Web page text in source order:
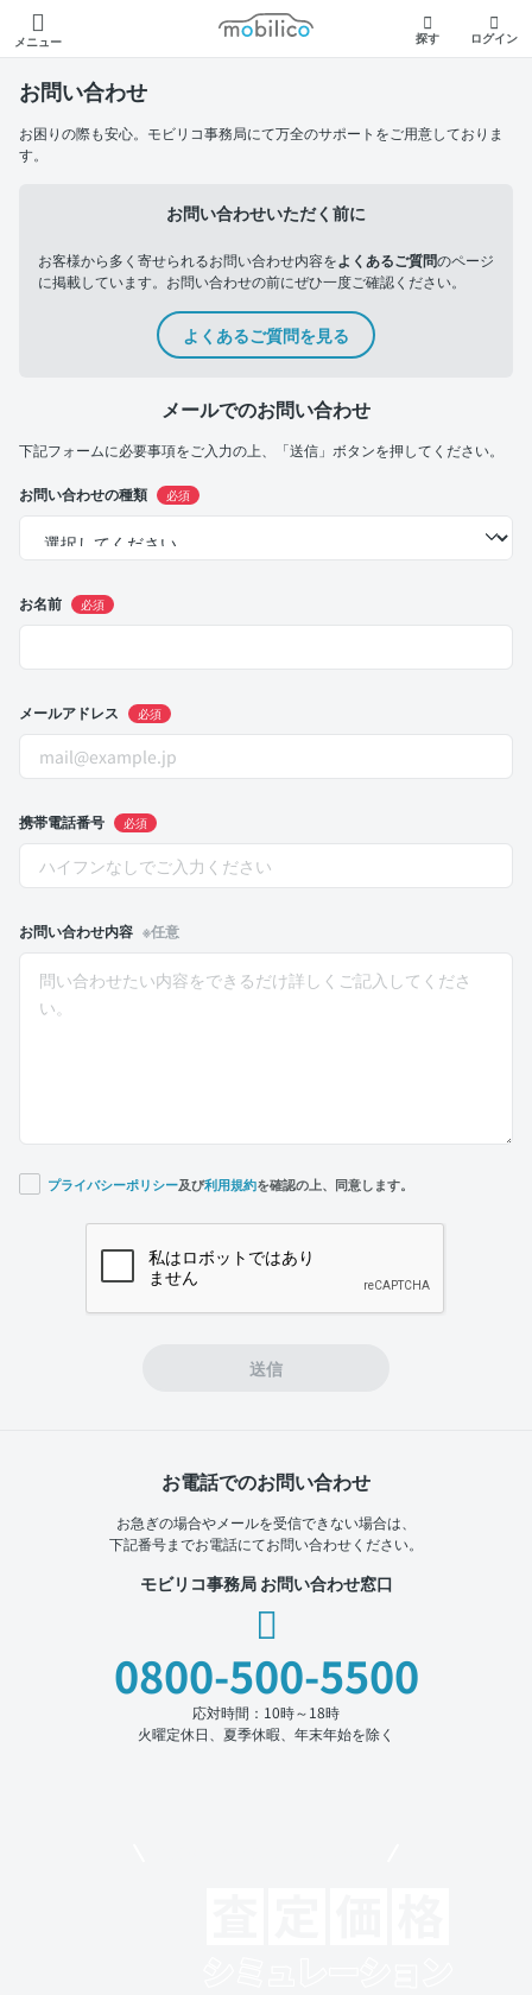
メニュー
モビリコ
探す ログイン
お問い合わせ
お困りの際も安心。モビリコ事務局にて万全のサポートをご用意しておりま
す。
お問い合わせいただく前に
お客様から多く寄せられるお問い合わせ内容をよくあるご質問のページ
に掲載しています。お問い合わせの前にぜひ一度ご確認ください。
よくあるご質問を見る
メールでのお問い合わせ
下記フォームに必要事項をご入力の上、「送信」ボタンを押してください。
お問い合わせの種類 必須
お名前 必須
メールアドレス 必須
携帯電話番号 必須
お問い合わせ内容 ※任意
プライバシーポリシー及び利用規約を確認の上、同意します。
送信
お電話でのお問い合わせ
お急ぎの場合やメールを受信できない場合は、
下記番号までお電話にてお問い合わせください。
モビリコ事務局 お問い合わせ窓口
0800-500-5500
応対時間：10時～18時
火曜定休日、夏季休暇、年末年始を除く